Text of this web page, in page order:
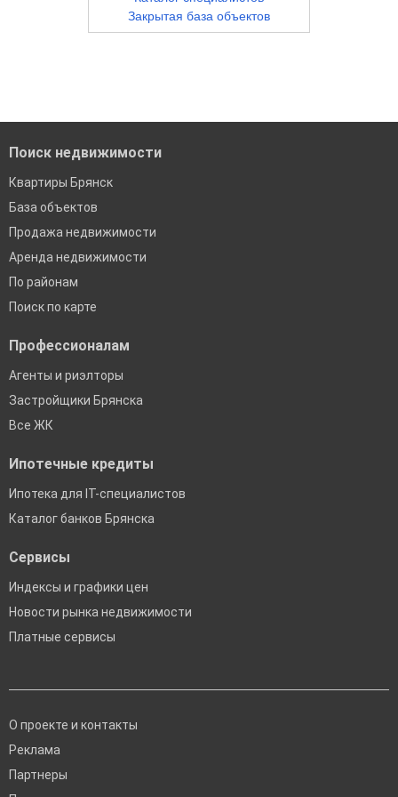
Закрытая база объектов
Поиск недвижимости
Квартиры Брянск
База объектов
Продажа недвижимости
Аренда недвижимости
По районам
Поиск по карте
Профессионалам
Агенты и риэлторы
Застройщики Брянска
Все ЖК
Ипотечные кредиты
Ипотека для IT-специалистов
Каталог банков Брянска
Сервисы
Индексы и графики цен
Новости рынка недвижимости
Платные сервисы
О проекте и контакты
Реклама
Партнеры